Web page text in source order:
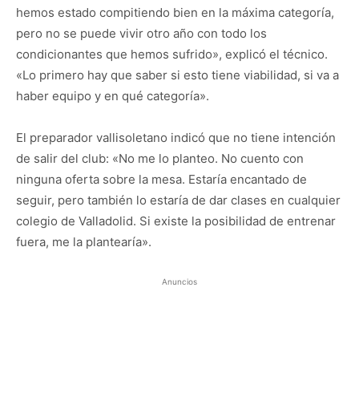
hemos estado compitiendo bien en la máxima categoría,
pero no se puede vivir otro año con todo los
condicionantes que hemos sufrido», explicó el técnico.
«Lo primero hay que saber si esto tiene viabilidad, si va a
haber equipo y en qué categoría».
El preparador vallisoletano indicó que no tiene intención
de salir del club: «No me lo planteo. No cuento con
ninguna oferta sobre la mesa. Estaría encantado de
seguir, pero también lo estaría de dar clases en cualquier
colegio de Valladolid. Si existe la posibilidad de entrenar
fuera, me la plantearía».
Anuncios